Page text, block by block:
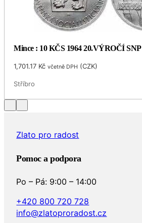
Mince : 10 KČS 1964 20.VÝROČÍ SNP
1,701.17 Kč včetně DPH (CZK)
Stříbro
Zlato pro radost
Pomoc a podpora
Po – Pá: 9:00 – 14:00
+420 800 720 728
info@zlatoproradost.cz